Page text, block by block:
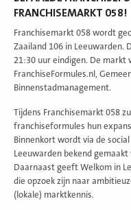
FRANCHISEMARKT 058!
Franchisemarkt 058 wordt
Zaailand 106 in Leeuwarden.
21:30 uur eindigen. De markt
FranchiseFormules.nl,
Binnenstadmanagement.
Tijdens Franchisemarkt 058
franchiseformules hun
Binnenkort wordt via de
Leeuwarden bekend
Daarnaast geeft Welkom in
die opzoek zijn naar
(lokale) marktkennis.